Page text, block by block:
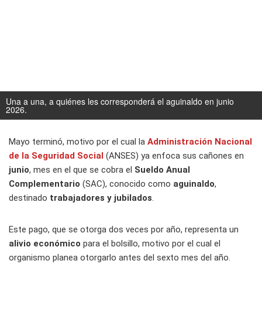
Una a una, a quiénes les corresponderá el aguinaldo en junio
2026.
Mayo terminó, motivo por el cual la Administración Nacional
de la Seguridad Social (ANSES) ya enfoca sus cañones en
junio, mes en el que se cobra el Sueldo Anual
Complementario (SAC), conocido como aguinaldo,
destinado trabajadores y jubilados.
Este pago, que se otorga dos veces por año, representa un
alivio económico para el bolsillo, motivo por el cual el
organismo planea otorgarlo antes del sexto mes del año.